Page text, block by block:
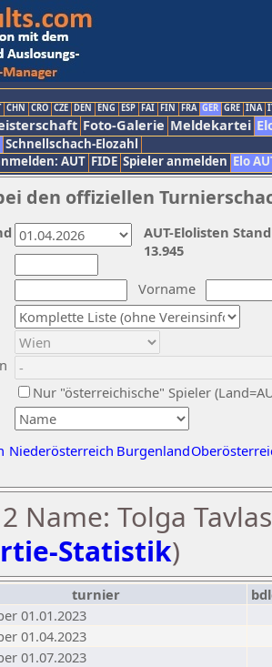
CHN CRO CZE DEN ENG ESP FAI FIN FRA GER GRE INA
Foto-Galerie Meldekartei
Schnellschach-Elozahl
AUT FIDE Spieler anmelden Elo
den offiziellen
Vorname
Nur "österreichische" Spieler
Niederösterreich Burgenland
AUT-Elolisten
13.945
Name: Tolga
Statistik)
turnier
01.01.2023
01.04.2023
01.07.2023